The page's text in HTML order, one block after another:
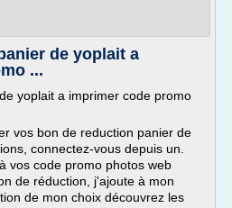
de yoplait a
...
yoplait a imprimer code promo
vos bon de reduction panier de
connectez-vous depuis un.
vos code promo photos web
de réduction, j'ajoute à mon
de mon choix découvrez les